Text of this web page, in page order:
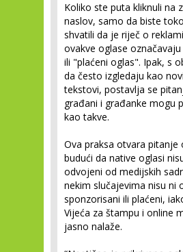
Koliko ste puta kliknuli na
naslov, samo da biste
shvatili da je riječ o
ovakve oglase
ili "plaćeni oglas". Ipak, s
da često izgledaju kao
tekstovi, postavlja se
građani i građanke mogu
kao takve.
Ova praksa otvara pitanje
budući da native oglasi
odvojeni od medijskih
nekim slučajevima nisu ni
sponzorisani ili plaćeni,
Vijeća za štampu i online
jasno nalaže.